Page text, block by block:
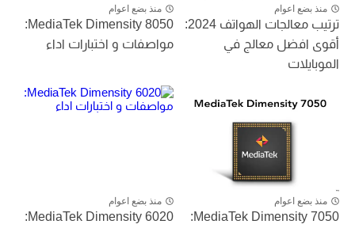
منذ بضع اعوام
ترتيب معالجات الهواتف 2024:
أقوى افضل معالج في
الموبايلات
منذ بضع اعوام
MediaTek Dimensity 8050:
مواصفات و اختبارات اداء
منذ بضع اعوام
MediaTek Dimensity 7050:
منذ بضع اعوام
MediaTek Dimensity 6020: